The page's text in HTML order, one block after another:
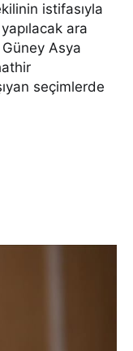
istifasıyla
ara
Asya
seçimlerde